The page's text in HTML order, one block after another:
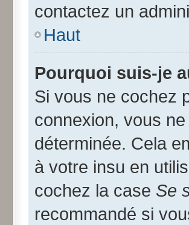
contactez un
Haut
Pourquoi suis-je
Si vous ne cochez
connexion, vous
déterminée. Cela
à votre insu en
cochez la case Se
recommandé si